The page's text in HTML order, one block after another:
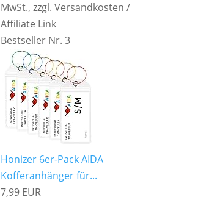
MwSt., zzgl. Versandkosten /
Affiliate Link
Bestseller Nr. 3
Honizer 6er-Pack AIDA
Kofferanhänger für...
7,99 EUR